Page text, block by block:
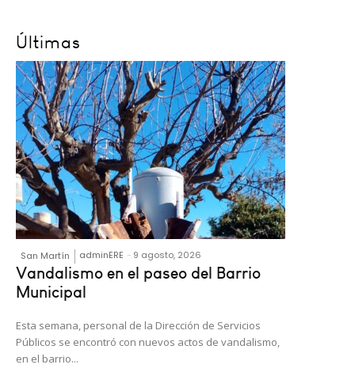
Últimas
San Martín adminERE - 9 agosto, 2026
Vandalismo en el paseo del Barrio
Municipal
Esta semana, personal de la Dirección de Servicios
Públicos se encontró con nuevos actos de vandalismo,
en el barrio...